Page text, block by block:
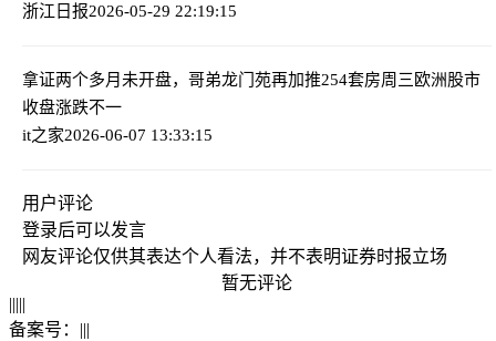
浙江日报2026-05-29 22:19:15
拿证两个多月未开盘，哥弟龙门苑再加推254套房周三欧洲股市
收盘涨跌不一
it之家2026-06-07 13:33:15
用户评论
登录后可以发言
网友评论仅供其表达个人看法，并不表明证券时报立场
暂无评论
|||||
备案号： |||